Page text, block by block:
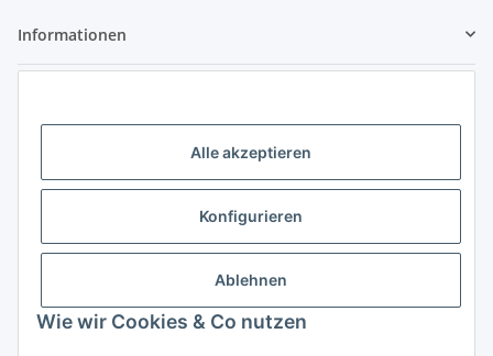
Alle akzeptieren
Konfigurieren
Ablehnen
Wie wir Cookies & Co nutzen
Informationen
Little Pippa - Inh. Philippa Bach
47269 Duisburg
E-Mail: hallo@littlepippa.de